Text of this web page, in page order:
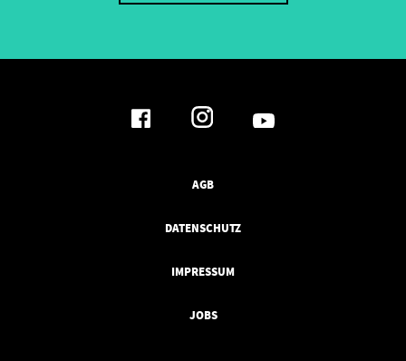
AGB
DATENSCHUTZ
IMPRESSUM
JOBS